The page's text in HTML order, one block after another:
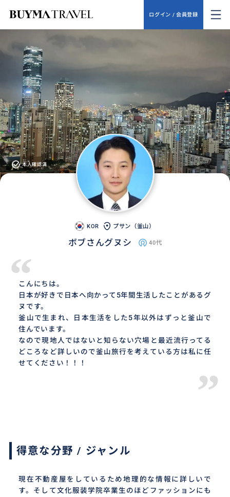
ログイン / 会員登録
本人確認済
KOR プサン（釜山）
ボブさんグヌシ 40代
“
こんにちは。
日本が好きで日本へ向かって5年間生活したことがあるグ
ヌです。
釜山で生まれ、日本生活をした5年以外はずっと釜山で
住んでいます。
なので現地人ではないと知らない穴場と最近流行ってる
どころなど詳しいので釜山旅行を考えている方は私に任
せてください！！！
”
得意な分野 / ジャンル
現在不動産屋をしているため地理的な情報に詳しいで
す。そして文化服装学院卒業生のほどファッションにも